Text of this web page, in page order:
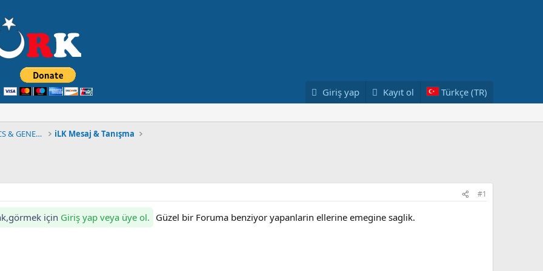
Giriş yap Kayıt ol Türkçe (TR)
▀▄▀▄ MuLTiCSTüRK FORUM MULTiCS & GENEL ▄▀▄▀ iLK Mesaj & Tanışma
#1
için Giriş yap veya üye ol. Güzel bir Foruma benziyor yapanlarin ellerine emegine saglik.